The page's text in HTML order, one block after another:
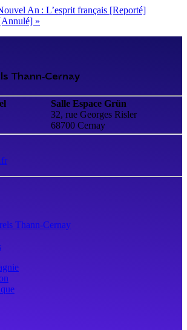
An : L’esprit français [Reporté]
»
Thann‑Cernay
Salle Espace Grün
32, rue Georges Risler
68700 Cernay
Thann-Cernay